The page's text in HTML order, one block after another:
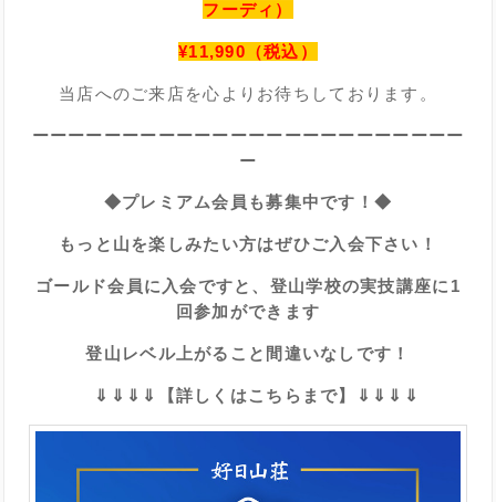
フーディ）
¥11,990（税込）
当店へのご来店を心よりお待ちしております。
ーーーーーーーーーーーーーーーーーーーーーーーー
ー
◆プレミアム会員も募集中です！◆
もっと山を楽しみたい方はぜひご入会下さい！
ゴールド会員に入会ですと、登山学校の実技講座に1
回参加ができます
登山レベル上がること間違いなしです！
⇓⇓⇓⇓【詳しくはこちらまで】⇓⇓⇓⇓